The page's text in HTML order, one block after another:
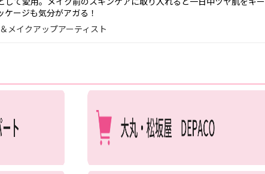
ケージも気分がアガる！
メイクアップアーティスト